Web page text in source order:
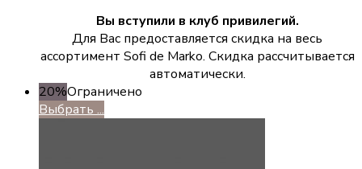
Вы вступили в клуб привилегий.
Для Вас предоставляется скидка на весь
ассортимент Sofi de Marko. Скидка рассчитывается
автоматически.
20%Ограничено
Выбрать ...